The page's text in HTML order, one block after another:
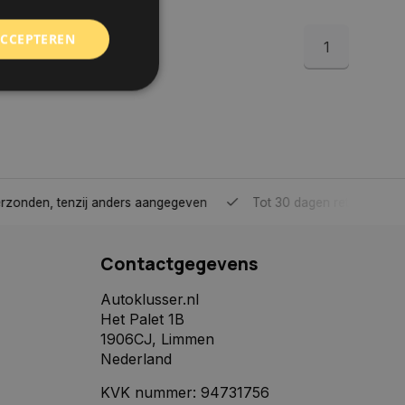
1
anders aangegeven Tot 30 dagen retour sturen.
Contactgegevens
Autoklusser.nl
Het Palet 1B
1906CJ, Limmen
Nederland
KVK nummer: 94731756
en
ervoor
selecties
pagina. Het slaat
te